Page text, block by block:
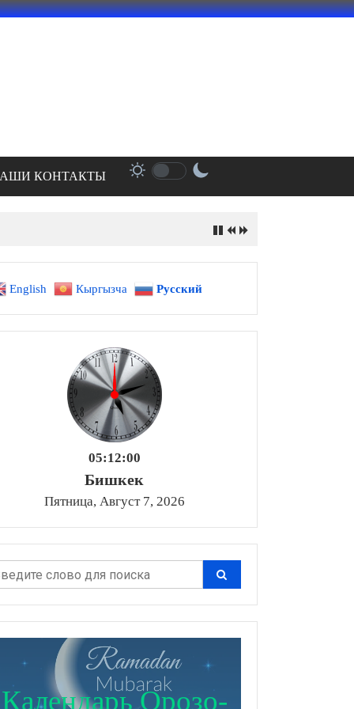
КОНТАКТЫ
English Кыргызча Русский
05:12:01
Бишкек
Пятница, Август 7, 2026
Календарь Орозо-